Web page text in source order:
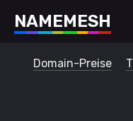
NAMEMESH
Domain-Preise